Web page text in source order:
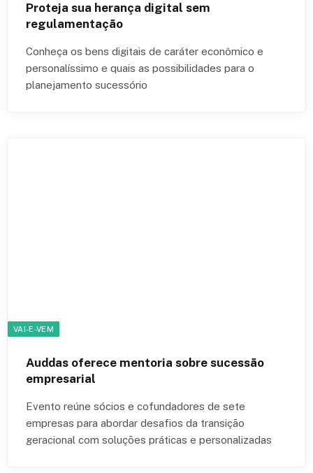
Proteja sua herança digital sem
regulamentação
Conheça os bens digitais de caráter econômico e
personalíssimo e quais as possibilidades para o
planejamento sucessório
VAI-E-VEM
Auddas oferece mentoria sobre sucessão
empresarial
Evento reúne sócios e cofundadores de sete
empresas para abordar desafios da transição
geracional com soluções práticas e personalizadas